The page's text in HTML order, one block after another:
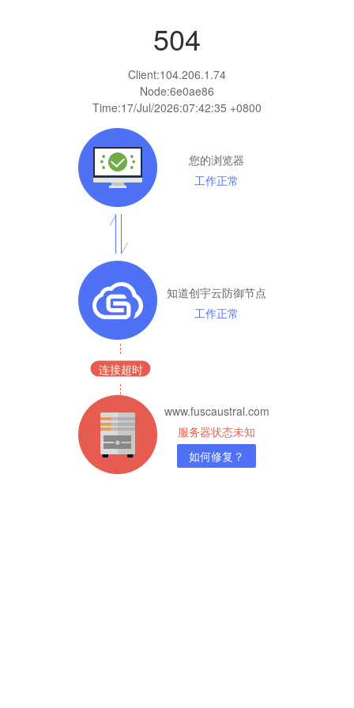
504
Client:104.206.1.74
Node:6e0ae86
Time:17/Jul/2026:07:42:35 +0800
您的浏览器
工作正常
知道创宇云防御节点
工作正常
连接超时
www.fuscaustral.com
服务器状态未知
如何修复？